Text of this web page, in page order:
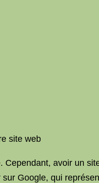
site web
Cependant, avoir un
Google, qui